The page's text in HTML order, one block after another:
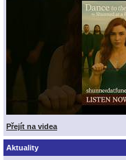
Přejít na videa
Aktuality